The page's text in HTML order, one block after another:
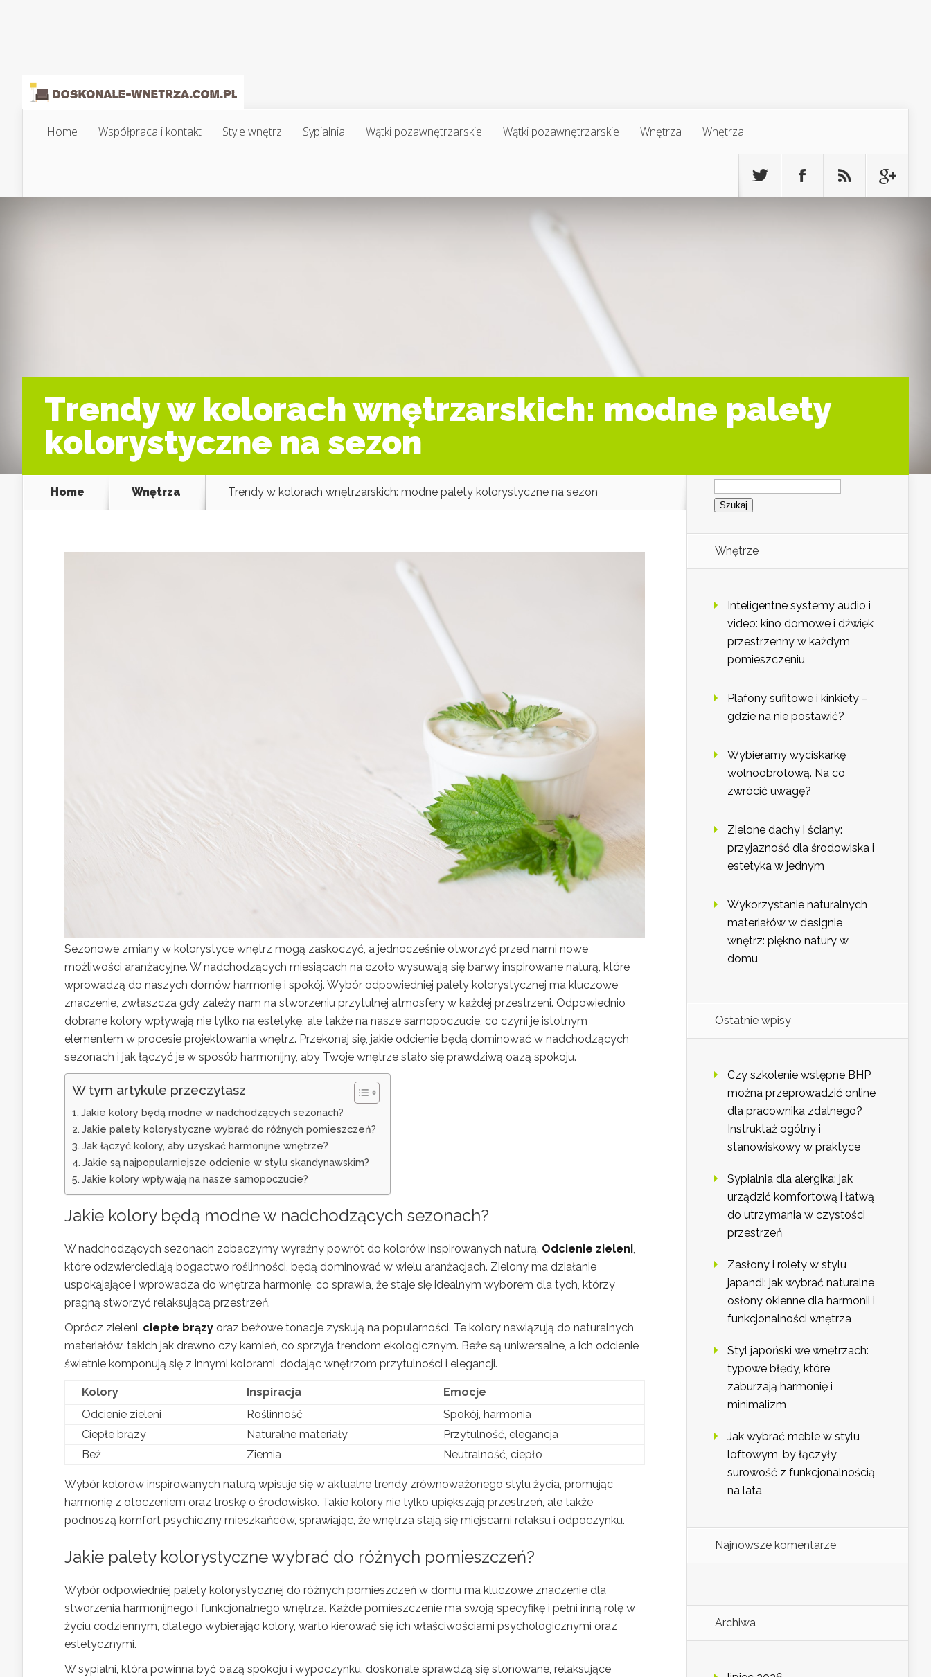
Home Współpraca i kontakt Style wnętrz Sypialnia Wątki pozawnętrzarskie Wątki pozawnętrzarskie Wnętrza Wnętrza
Trendy w kolorach wnętrzarskich: modne palety
kolorystyczne na sezon
Home Wnętrza Trendy w kolorach wnętrzarskich: modne palety kolorystyczne na sezon
Sezonowe zmiany w kolorystyce wnętrz mogą zaskoczyć, a jednocześnie otworzyć przed nami nowe
możliwości aranżacyjne. W nadchodzących miesiącach na czoło wysuwają się barwy inspirowane naturą, które
wprowadzą do naszych domów harmonię i spokój. Wybór odpowiedniej palety kolorystycznej ma kluczowe
znaczenie, zwłaszcza gdy zależy nam na stworzeniu przytulnej atmosfery w każdej przestrzeni. Odpowiednio
dobrane kolory wpływają nie tylko na estetykę, ale także na nasze samopoczucie, co czyni je istotnym
elementem w procesie projektowania wnętrz. Przekonaj się, jakie odcienie będą dominować w nadchodzących
sezonach i jak łączyć je w sposób harmonijny, aby Twoje wnętrze stało się prawdziwą oazą spokoju.
W tym artykule przeczytasz
Jakie kolory będą modne w nadchodzących sezonach?
Jakie palety kolorystyczne wybrać do różnych pomieszczeń?
Jak łączyć kolory, aby uzyskać harmonijne wnętrze?
Jakie są najpopularniejsze odcienie w stylu skandynawskim?
Jakie kolory wpływają na nasze samopoczucie?
Jakie kolory będą modne w nadchodzących sezonach?
W nadchodzących sezonach zobaczymy wyraźny powrót do kolorów inspirowanych naturą. Odcienie zieleni
które odzwierciedlają bogactwo roślinności, będą dominować w wielu aranżacjach. Zielony ma działanie
uspokajające i wprowadza do wnętrza harmonię, co sprawia, że staje się idealnym wyborem dla tych, którzy
pragną stworzyć relaksującą przestrzeń.
Oprócz zieleni, ciepłe brązy oraz beżowe tonacje zyskują na popularności. Te kolory nawiązują do naturalnych
materiałów, takich jak drewno czy kamień, co sprzyja trendom ekologicznym. Beże są uniwersalne, a ich odcienie
świetnie komponują się z innymi kolorami, dodając wnętrzom przytulności i elegancji.
Kolory Inspiracja
Emocje
Odcienie zieleni
Roślinność
Spokój, harmonia
Ciepłe brązy
Naturalne materiały
Przytulność, elegancja
Beż
Ziemia Neutralność, ciepło
Wybór kolorów inspirowanych naturą wpisuje się w aktualne trendy zrównoważonego stylu życia, promując
harmonię z otoczeniem oraz troskę o środowisko. Takie kolory nie tylko upiększają przestrzeń, ale także
podnoszą komfort psychiczny mieszkańców, sprawiając, że wnętrza stają się miejscami relaksu i odpoczynku.
Jakie palety kolorystyczne wybrać do różnych pomieszczeń?
Wybór odpowiedniej palety kolorystycznej do różnych pomieszczeń w domu ma kluczowe znaczenie dla
stworzenia harmonijnego i funkcjonalnego wnętrza. Każde pomieszczenie ma swoją specyfikę i pełni inną rolę w
życiu codziennym, dlatego wybierając kolory, warto kierować się ich właściwościami psychologicznymi oraz
estetycznymi.
W sypialni, która powinna być oazą spokoju i wypoczynku, doskonale sprawdzą się stonowane, relaksujące
Szukaj:
Wnętrze
Inteligentne systemy audio i
video: kino domowe i dźwięk
przestrzenny w każdym
pomieszczeniu
Plafony sufitowe i kinkiety –
gdzie na nie postawić?
Wybieramy wyciskarkę
wolnoobrotową. Na co
zwrócić uwagę?
Zielone dachy i ściany:
przyjazność dla środowiska i
estetyka w jednym
Wykorzystanie naturalnych
materiałów w designie
wnętrz: piękno natury w
domu
Ostatnie wpisy
Czy szkolenie wstępne BHP
można przeprowadzić online
dla pracownika zdalnego?
Instruktaż ogólny i
stanowiskowy w praktyce
Sypialnia dla alergika: jak
urządzić komfortową i łatwą
do utrzymania w czystości
przestrzeń
Zasłony i rolety w stylu
japandi: jak wybrać naturalne
osłony okienne dla harmonii i
funkcjonalności wnętrza
Styl japoński we wnętrzach:
typowe błędy, które
zaburzają harmonię i
minimalizm
Jak wybrać meble w stylu
loftowym, by łączyły
surowość z funkcjonalnością
na lata
Najnowsze komentarze
Archiwa